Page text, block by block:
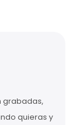
grabadas,
quieras y